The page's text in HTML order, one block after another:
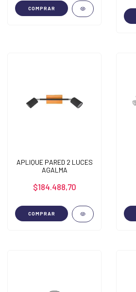
COMPRAR
APLIQUE PARED 2 LUCES
AGALMA
$184.488,70
COMPRAR